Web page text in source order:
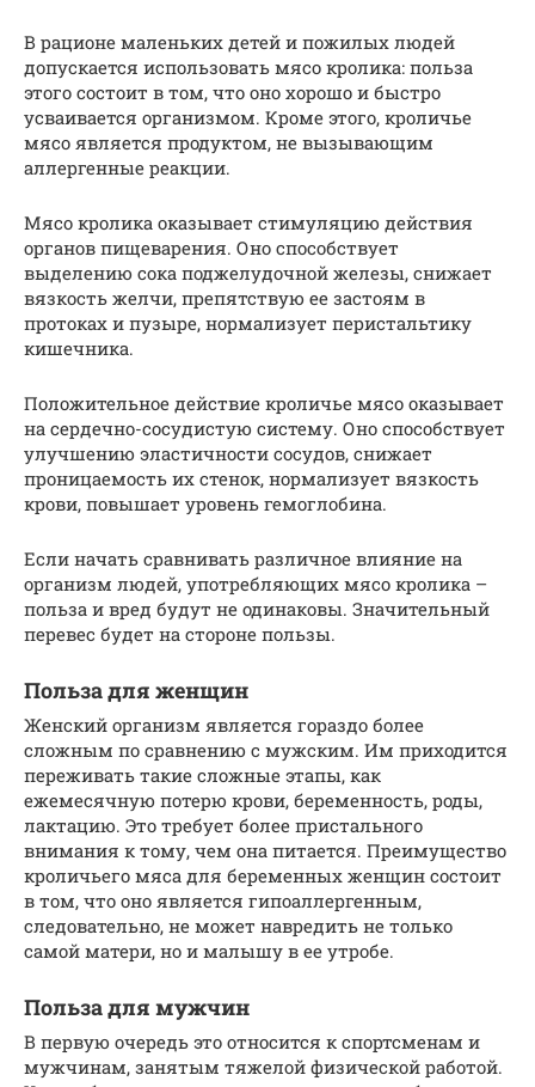
В рационе маленьких детей и пожилых людей
допускается использовать мясо кролика: польза
этого состоит в том, что оно хорошо и быстро
усваивается организмом. Кроме этого, кроличье
мясо является продуктом, не вызывающим
аллергенные реакции.
Мясо кролика оказывает стимуляцию действия
органов пищеварения. Оно способствует
выделению сока поджелудочной железы, снижает
вязкость желчи, препятствую ее застоям в
протоках и пузыре, нормализует перистальтику
кишечника.
Положительное действие кроличье мясо оказывает
на сердечно-сосудистую систему. Оно способствует
улучшению эластичности сосудов, снижает
проницаемость их стенок, нормализует вязкость
крови, повышает уровень гемоглобина.
Если начать сравнивать различное влияние на
организм людей, употребляющих мясо кролика –
польза и вред будут не одинаковы. Значительный
перевес будет на стороне пользы.
Польза для женщин
Женский организм является гораздо более
сложным по сравнению с мужским. Им приходится
переживать такие сложные этапы, как
ежемесячную потерю крови, беременность, роды,
лактацию. Это требует более пристального
внимания к тому, чем она питается. Преимущество
кроличьего мяса для беременных женщин состоит
в том, что оно является гипоаллергенным,
следовательно, не может навредить не только
самой матери, но и малышу в ее утробе.
Польза для мужчин
В первую очередь это относится к спортсменам и
мужчинам, занятым тяжелой физической работой.